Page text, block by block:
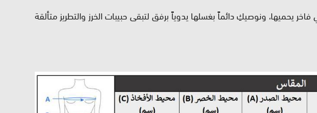
يحميها، ونوصيكِ دائماً بغسلها يدوياً برفق لتبقى حبيبات الخرز والتطريز متألقة